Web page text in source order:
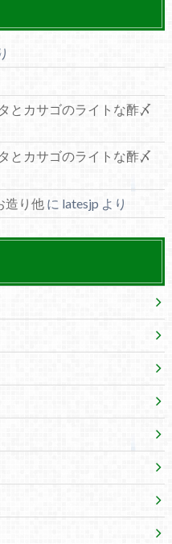
とカサゴのライトな酢〆
とカサゴのライトな酢〆
造り他 に latesjp より